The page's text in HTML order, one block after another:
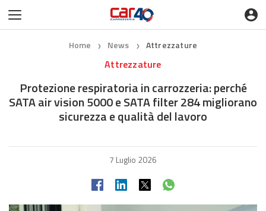
Home ❯ News ❯ Attrezzature
Attrezzature
Protezione respiratoria in carrozzeria: perché
SATA air vision 5000 e SATA filter 284 migliorano
sicurezza e qualità del lavoro
7 Luglio 2026